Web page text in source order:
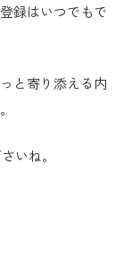
録はいつでもで
と寄り添える内
いね。